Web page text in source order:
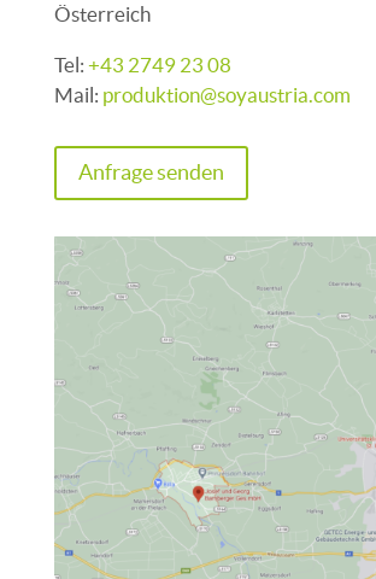
Österreich
Tel: +43 2749 23 08
Mail: produktion@soyaustria.com
Anfrage senden